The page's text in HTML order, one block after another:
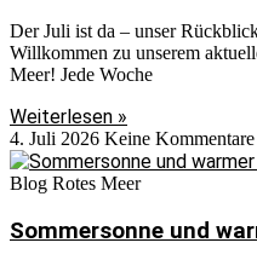
Der Juli ist da – unser
Willkommen zu unserem
Meer! Jede Woche
Weiterlesen »
4. Juli 2026 Keine Kommentare
Blog Rotes Meer
Sommersonne und